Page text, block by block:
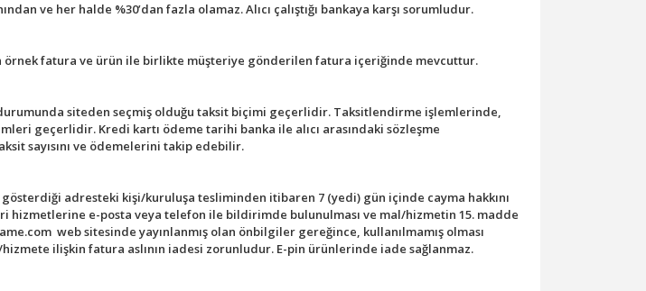
ve her halde %30’dan fazla olamaz. Alıcı çalıştığı bankaya karşı sorumludur.
örnek fatura ve ürün ile birlikte müşteriye gönderilen fatura içeriğinde mevcuttur.
durumunda siteden seçmiş olduğu taksit biçimi geçerlidir. Taksitlendirme işlemlerinde,
geçerlidir. Kredi kartı ödeme tarihi banka ile alıcı arasındaki sözleşme
sayısını ve ödemelerini takip edebilir.
gösterdiği adresteki kişi/kuruluşa tesliminden itibaren 7 (yedi) gün içinde cayma hakkını
hizmetlerine e-posta veya telefon ile bildirimde bulunulması ve mal/hizmetin 15. madde
web sitesinde yayınlanmış olan önbilgiler gereğince, kullanılmamış olması
ilişkin fatura aslının iadesi zorunludur. E-pin ürünlerinde iade sağlanmaz.